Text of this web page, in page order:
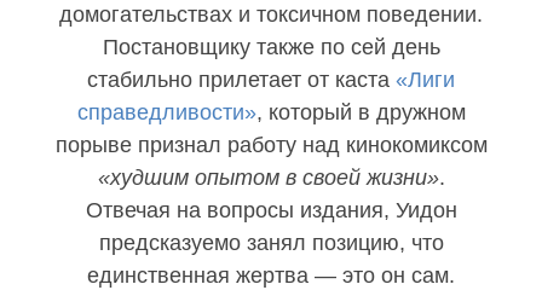
домогательствах и токсичном поведении.
Постановщику также по сей день
стабильно прилетает от каста «Лиги
справедливости», который в дружном
порыве признал работу над кинокомиксом
«худшим опытом в своей жизни».
Отвечая на вопросы издания, Уидон
предсказуемо занял позицию, что
единственная жертва — это он сам.